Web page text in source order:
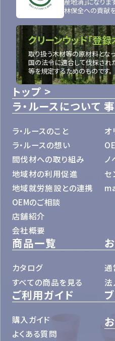
トップ
ラ・ルースについて
ラ・ルースのこと
ラ・ルースの想い
間伐材への取り組み
地域材の利用促進
地域就労施設との連携
OEMのご相談
店舗紹介
会社概要
オ
ノ
セ
商品一覧
カタログ
すべての商品を見る
通
法
ご利用ガイド
購入ガイド
よくある質問
林保全への貢献を
クリーンウッド「登
取り扱う木材等の原材料とな
国の法令に適合して伐採され
等を規定するためのものです。